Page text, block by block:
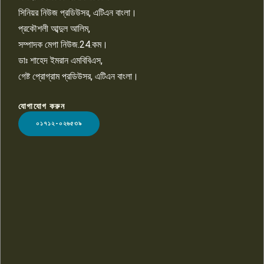
LOGO
সিনিয়র নিউজ প্রডিউসর, এটিএন বাংলা।
প্রকৌশলী আব্দুল আলিম,
সম্পাদক মেগা নিউজ.24.কম।
ডাঃ শাহেদ ইমরান এমবিবিএস,
গেষ্ট প্রোগ্রাম প্রডিউসর, এটিএন বাংলা।
যোগাযোগ করুন
০১৭১২-০২৬৫৩৯